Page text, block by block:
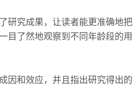
研究成果，让读者能更准确地把
目了然地观察到不同年龄段的用
因和效应，并且指出研究得出的